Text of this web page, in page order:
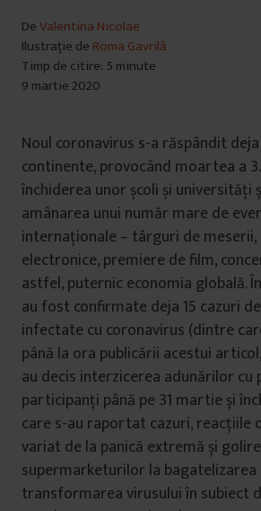
DeValentina Nicolae
Ilustrație de Roma Gavrilă
Timp de citire: 5 minute
9 martie 2020
Noul coronavirus s-a răspândit
continente, provocând moartea a
închiderea unor școli și universități
amânarea unui număr mare de
internaționale – târguri de
electronice, premiere de film,
astfel, puternic economia globală.
au fost confirmate deja 15 cazuri
infectate cu coronavirus (dintre
până la ora publicării acestui
au decis interzicerea adunărilor cu
participanți până pe 31 martie și
care s-au raportat cazuri, reacțiile
variat de la panică extremă și
supermarketurilor la
transformarea virusului în subiect